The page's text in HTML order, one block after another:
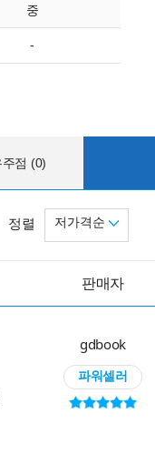
중
-
점 (0)
정렬 저가격순
판매자
gdbook
파워셀러